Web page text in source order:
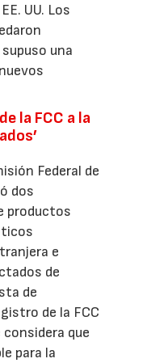
UU. Los
una
la FCC a la
Federal de
dos
productos
e
de
de
de la FCC
que
para la